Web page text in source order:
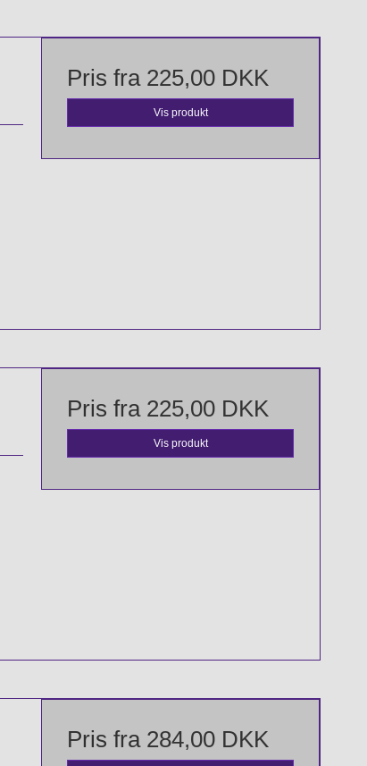
Pris fra 225,00 DKK
Vis produkt
Pris fra 225,00 DKK
Vis produkt
Pris fra 284,00 DKK